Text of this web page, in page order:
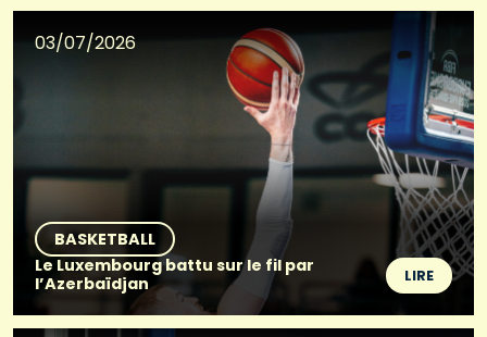
03/07/2026
BASKETBALL
Le Luxembourg battu sur le fil par
l’Azerbaïdjan
LIRE